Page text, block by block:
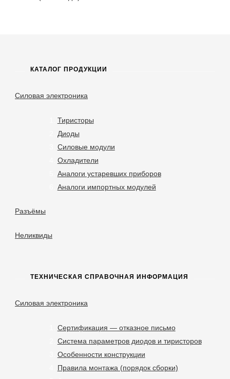
КАТАЛОГ ПРОДУКЦИИ
Силовая электроника
Тиристоры
Диоды
Силовые модули
Охладители
Аналоги устаревших приборов
Аналоги импортных модулей
Разъёмы
Неликвиды
ТЕХНИЧЕСКАЯ СПРАВОЧНАЯ ИНФОРМАЦИЯ
Силовая электроника
Сертификация — отказное письмо
Система параметров диодов и тиристоров
Особенности конструкции
Правила монтажа (порядок сборки)